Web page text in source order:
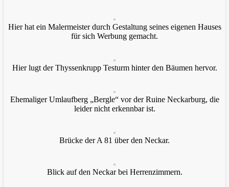
Hier hat ein Malermeister durch Gestaltung seines eigenen Hauses
für sich Werbung gemacht.
Hier lugt der Thyssenkrupp Testurm hinter den Bäumen hervor.
Ehemaliger Umlaufberg „Bergle“ vor der Ruine Neckarburg, die
leider nicht erkennbar ist.
Brücke der A 81 über den Neckar.
Blick auf den Neckar bei Herrenzimmern.